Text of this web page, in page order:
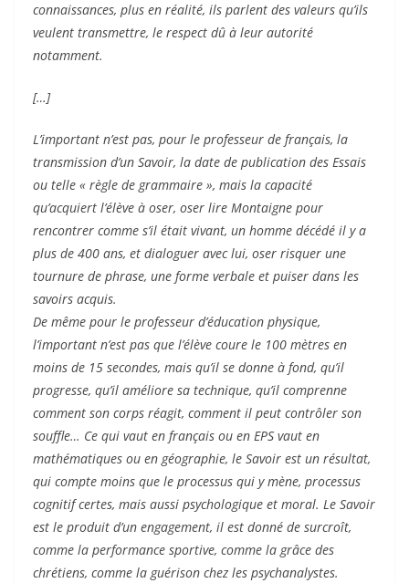
connaissances, plus en réalité, ils parlent des valeurs qu’ils
veulent transmettre, le respect dû à leur autorité
notamment.
[…]
L’important n’est pas, pour le professeur de français, la
transmission d’un Savoir, la date de publication des Essais
ou telle « règle de grammaire », mais la capacité
qu’acquiert l’élève à oser, oser lire Montaigne pour
rencontrer comme s’il était vivant, un homme décédé il y a
plus de 400 ans, et dialoguer avec lui, oser risquer une
tournure de phrase, une forme verbale et puiser dans les
savoirs acquis.
De même pour le professeur d’éducation physique,
l’important n’est pas que l’élève coure le 100 mètres en
moins de 15 secondes, mais qu’il se donne à fond, qu’il
progresse, qu’il améliore sa technique, qu’il comprenne
comment son corps réagit, comment il peut contrôler son
souffle… Ce qui vaut en français ou en EPS vaut en
mathématiques ou en géographie, le Savoir est un résultat,
qui compte moins que le processus qui y mène, processus
cognitif certes, mais aussi psychologique et moral. Le Savoir
est le produit d’un engagement, il est donné de surcroît,
comme la performance sportive, comme la grâce des
chrétiens, comme la guérison chez les psychanalystes.